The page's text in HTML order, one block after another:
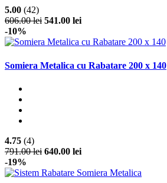
5.00 (42)
606.00 lei 541.00 lei
-10%
Somiera Metalica cu Rabatare 200 x 140
4.75 (4)
791.00 lei 640.00 lei
-19%